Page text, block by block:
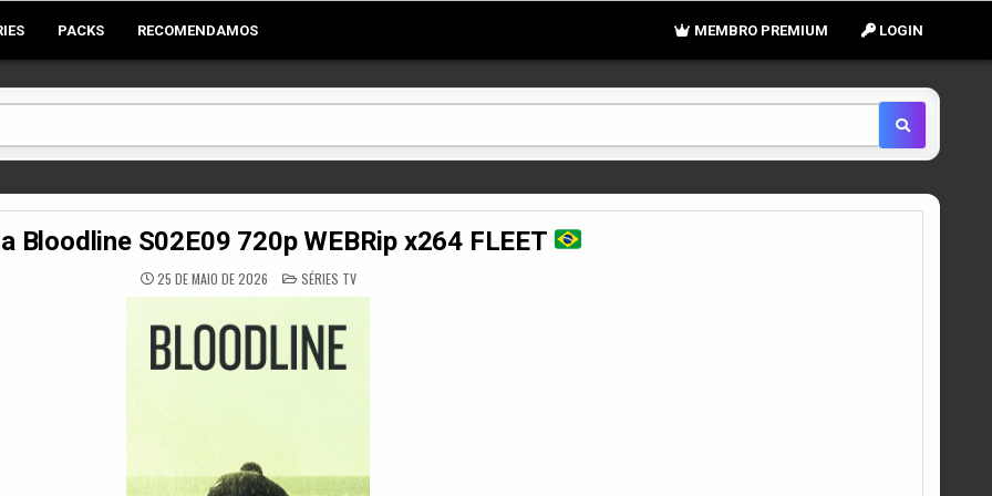
PACKS RECOMENDAMOS LOGIN
MEMBRO PREMIUM
Bloodline S02E09 720p WEBRip x264 FLEET
25 DE MAIO DE 2026 POSTED
IN
SÉRIES TV